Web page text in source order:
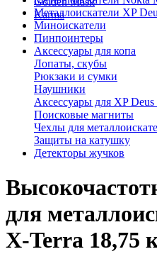
Karma
Металлоискатели XP
Миноискатели
Пинпоинтеры
Аксессуары для копа
Лопаты, скубы
Рюкзаки и сумки
Наушники
Аксессуары для XP
Поисковые магниты
Чехлы для
Защиты на катушку
Детекторы жучков
для
X-Terra 18,75